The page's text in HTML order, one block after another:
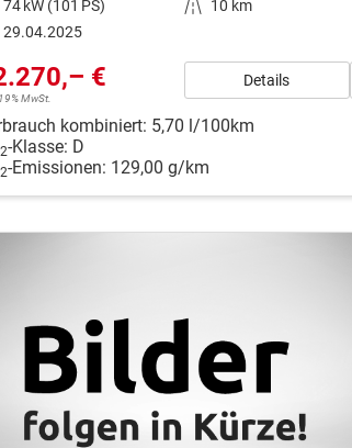
74 kW (101 PS) Kilometerstand
10 km
29.04.2025
€
MwSt.
Details
kombiniert: 5,70 l/100km
2-Klasse: D
2-Emissionen: 129,00 g/km